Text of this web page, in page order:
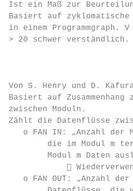
Ist ein Maß zur
Basiert auf
in einem
> 20 schwer verständlich.
Von S. Henry und D.
Basiert auf
zwischen Moduln.
Zählt die Datenflüsse
o FAN IN: „Anzahl der
die im Modul m
Modul m Daten

o FAN OUT: „Anzahl